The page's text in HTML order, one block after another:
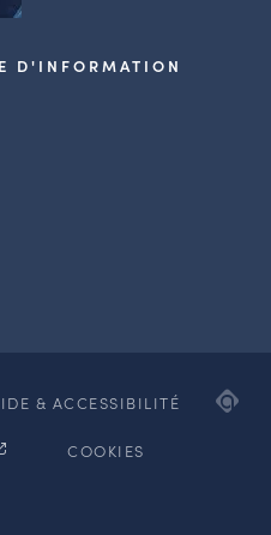
D'INFORMATION
& ACCESSIBILITÉ
COOKIES